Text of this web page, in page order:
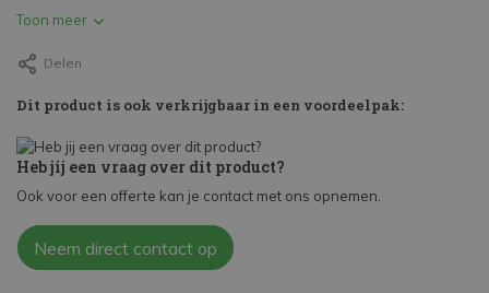
Toon meer
Delen
Dit product is ook verkrijgbaar in een voordeelpak:
Heb jij een vraag over dit product?
Ook voor een offerte kan je contact met ons opnemen.
Neem direct contact op